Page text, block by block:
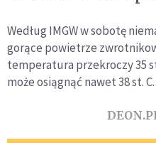
Według IMGW w sobotę
gorące powietrze
temperatura przekroczy 35
może osiągnąć nawet 38 st. C.